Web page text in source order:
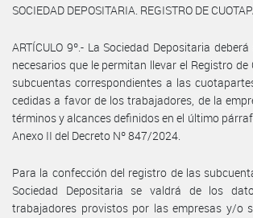
SOCIEDAD DEPOSITARIA. REGISTRO DE
ARTÍCULO 9º.- La Sociedad Depositaria
necesarios que le permitan llevar el Registro
subcuentas correspondientes a las
cedidas a favor de los trabajadores, de la
términos y alcances definidos en el último
Anexo II del Decreto Nº 847/2024.
Para la confección del registro de las
Sociedad Depositaria se valdrá de los
trabajadores provistos por las empresas y/o